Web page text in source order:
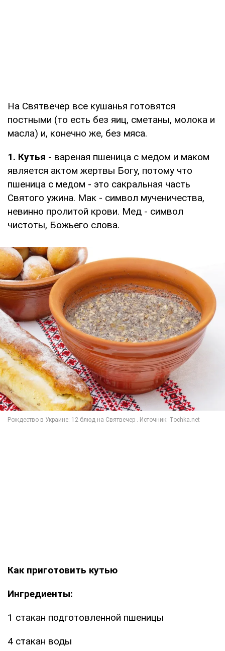
На Святвечер все кушанья готовятся
постными (то есть без яиц, сметаны, молока и
масла) и, конечно же, без мяса.
1. Кутья - вареная пшеница с медом и маком
является актом жертвы Богу, потому что
пшеница с медом - это сакральная часть
Святого ужина. Мак - символ мученичества,
невинно пролитой крови. Мед - символ
чистоты, Божьего слова.
Как приготовить кутью
Ингредиенты:
1 стакан подготовленной пшеницы
4 стакан воды